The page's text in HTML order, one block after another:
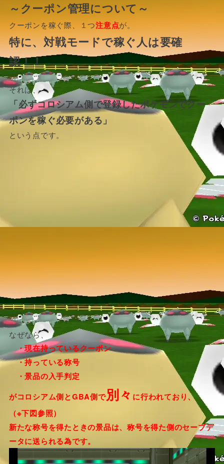
～クーポン管理について～
クーポンを稼ぐ際、１つ注意点が。
特に、対戦モードで稼ぐ人は要確
認！！
それは、
「必ずコロシアム側で登録したポケモンでクー
ポンを稼ぐ必要がある」
という点です。
なぜなら、
・現在持っているクーポン
・持っている称号
・景品の入手判定
がコロシアム側とGBA側で別々 に行われており、
（※下図参照）
新たな称号を得たときの景品は、称号を得た側のセーブデ
ータに送られる為です。